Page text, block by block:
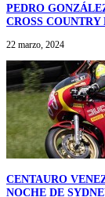
PEDRO
CROSS
22 marzo, 2024
CENTAURO
NOCHE DE